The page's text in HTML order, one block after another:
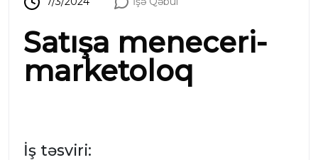
Satışa meneceri-
marketoloq
İş təsviri: